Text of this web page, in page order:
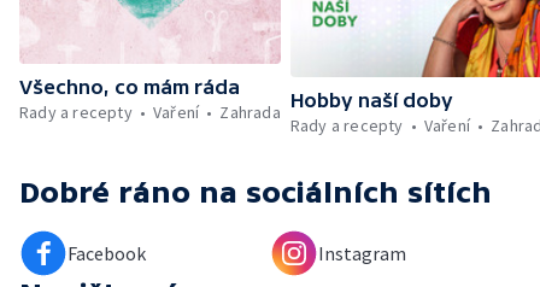
Všechno, co mám ráda
Rady a recepty
Vaření Zahrada
Hobby naší doby
Rady a recepty
Vaření
Dobré ráno na sociálních sítích
Facebook Instagram